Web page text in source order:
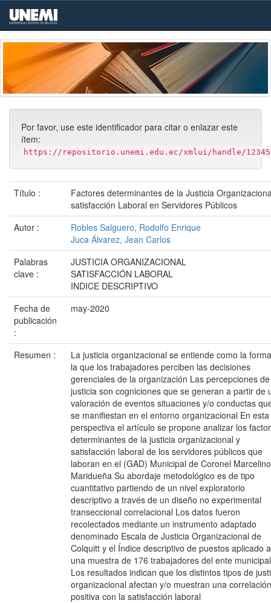
Skip
navigation
Por favor, use este identificador para citar o enlazar este
ítem:
https://repositorio.unemi.edu.ec/xmlui/handle/
Título :
Factores determinantes de la Justicia
satisfacción Laboral en Servidores Públicos
Autor :
Robles Salguero, Rodolfo Enrique
Juca Álvarez, Jean Carlos
Palabras
clave :
JUSTICIA ORGANIZACIONAL
SATISFACCIÓN LABORAL
INDICE DESCRIPTIVO
Fecha de
publicación
:
may-2020
Resumen :
La justicia organizacional se entiende como la
la que los trabajadores perciben las decisiones
gerenciales de la organización Las percepciones de
justicia son cogniciones que se generan a partir de
valoración de eventos situaciones y/o conductas
se manifiestan en el entorno organizacional En esta
perspectiva el artículo se propone analizar los
determinantes de la justicia organizacional y
satisfacción laboral de los servidores públicos que
laboran en el (GAD) Municipal de Coronel Marcelino
Maridueña Su abordaje metodológico es de tipo
cuantitativo partiendo de un nivel exploratorio
descriptivo a través de un diseño no experimental
transeccional correlacional Los datos fueron
recolectados mediante un instrumento adaptado
denominado Escala de Justicia Organizacional de
Colquitt y el Índice descriptivo de puestos aplicado a
una muestra de 176 trabajadores del ente municipal
Los resultados indican que los distintos tipos de
organizacional afectan y/o muestran una correlación
positiva con la satisfacción laboral